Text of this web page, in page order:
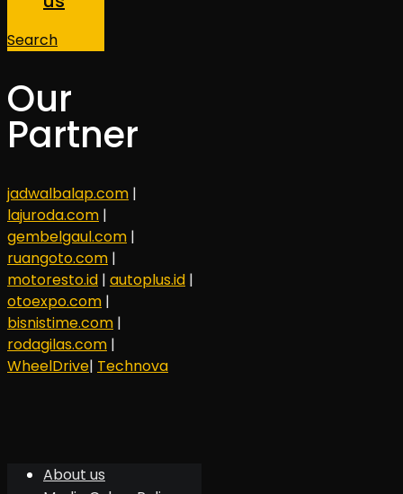
Search
Our
Partner
jadwalbalap.com |
lajuroda.com |
gembelgaul.com |
ruangoto.com |
motoresto.id | autoplus.id |
otoexpo.com |
bisnistime.com |
rodagilas.com |
WheelDrive| Technova
About us